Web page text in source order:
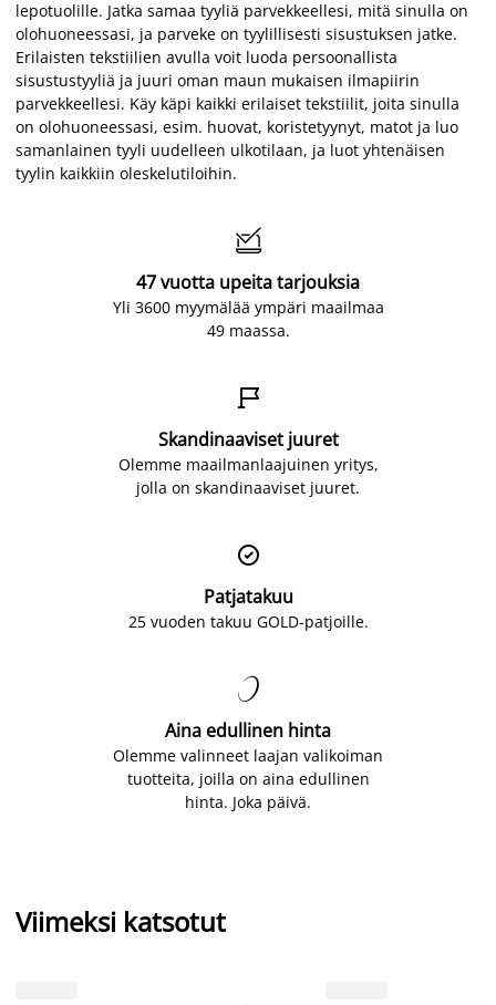
lepotuolille. Jatka samaa tyyliä parvekkeellesi, mitä sinulla on
olohuoneessasi, ja parveke on tyylillisesti sisustuksen jatke.
Erilaisten tekstiilien avulla voit luoda persoonallista
sisustustyyliä ja juuri oman maun mukaisen ilmapiirin
parvekkeellesi. Käy käpi kaikki erilaiset tekstiilit, joita sinulla
on olohuoneessasi, esim. huovat, koristetyynyt, matot ja luo
samanlainen tyyli uudelleen ulkotilaan, ja luot yhtenäisen
tyylin kaikkiin oleskelutiloihin.

47 vuotta upeita tarjouksia
Yli 3600 myymälää ympäri maailmaa
49 maassa.

Skandinaaviset juuret
Olemme maailmanlaajuinen yritys,
jolla on skandinaaviset juuret.

Patjatakuu
25 vuoden takuu GOLD-patjoille.

Aina edullinen hinta
Olemme valinneet laajan valikoiman
tuotteita, joilla on aina edullinen
hinta. Joka päivä.
Viimeksi katsotut